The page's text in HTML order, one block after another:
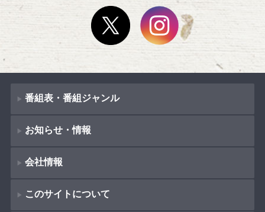
番組表・番組ジャンル
番組表
番組ジャンル
ドラマ
お知らせ・情報
新着情報
お知らせ
会社情報
会社概要
（Company Information）
このサイトについて